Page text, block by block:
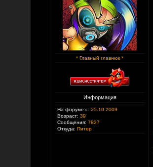
* Главный главнюк *
Информация
На форуме с: 25.10.2009
Возраст: 39
Сообщения: 7837
Откуда: Питер